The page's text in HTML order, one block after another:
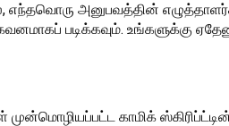
அனுபவத்தின்
படிக்கவும். உங்களுக்கு
முன்மொழியப்பட்ட காமிக்